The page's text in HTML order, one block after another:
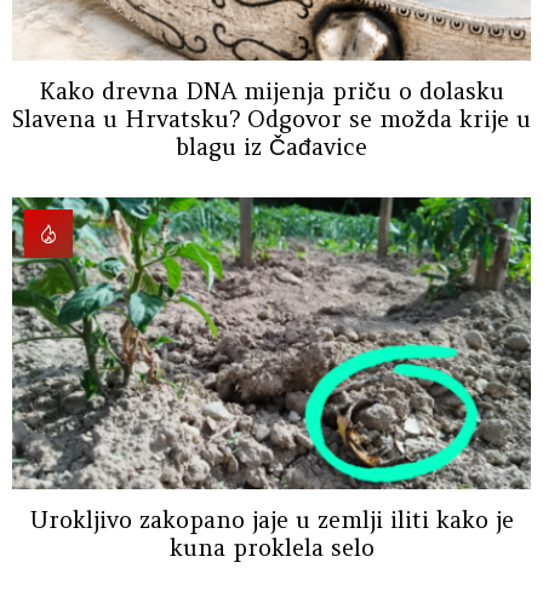
Kako drevna DNA mijenja priču o dolasku
Slavena u Hrvatsku? Odgovor se možda krije u
blagu iz Čađavice
Urokljivo zakopano jaje u zemlji iliti kako je
kuna proklela selo